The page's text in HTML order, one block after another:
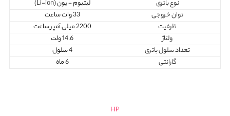
نوع باتری
لیتیوم - یون (Li-ion)
توان خروجی
33 وات ساعت
ظرفیت
2200 میلی آمپر ساعت
ولتاژ
14.6 ولت
تعداد سلول باتری
4 سلول
گارانتی
6 ماه
HP